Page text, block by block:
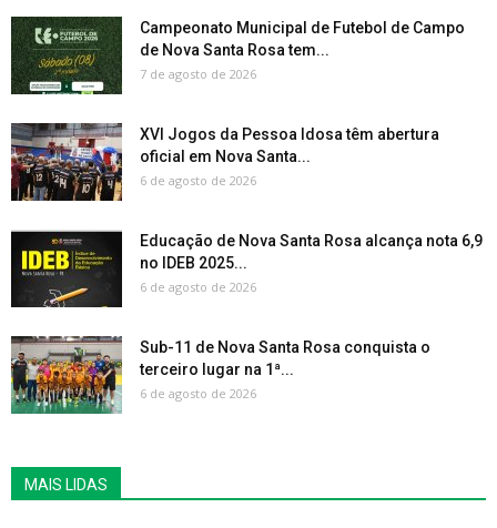
Campeonato Municipal de Futebol de Campo
de Nova Santa Rosa tem...
7 de agosto de 2026
XVI Jogos da Pessoa Idosa têm abertura
oficial em Nova Santa...
6 de agosto de 2026
Educação de Nova Santa Rosa alcança nota 6,9
no IDEB 2025...
6 de agosto de 2026
Sub-11 de Nova Santa Rosa conquista o
terceiro lugar na 1ª...
6 de agosto de 2026
MAIS LIDAS